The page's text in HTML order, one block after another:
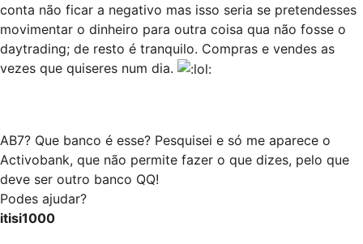
conta não ficar a negativo mas isso seria se pretendesses
movimentar o dinheiro para outra coisa qua não fosse o
daytrading; de resto é tranquilo. Compras e vendes as
vezes que quiseres num dia.
AB7? Que banco é esse? Pesquisei e só me aparece o
Activobank, que não permite fazer o que dizes, pelo que
deve ser outro banco QQ!
Podes ajudar?
itisi1000